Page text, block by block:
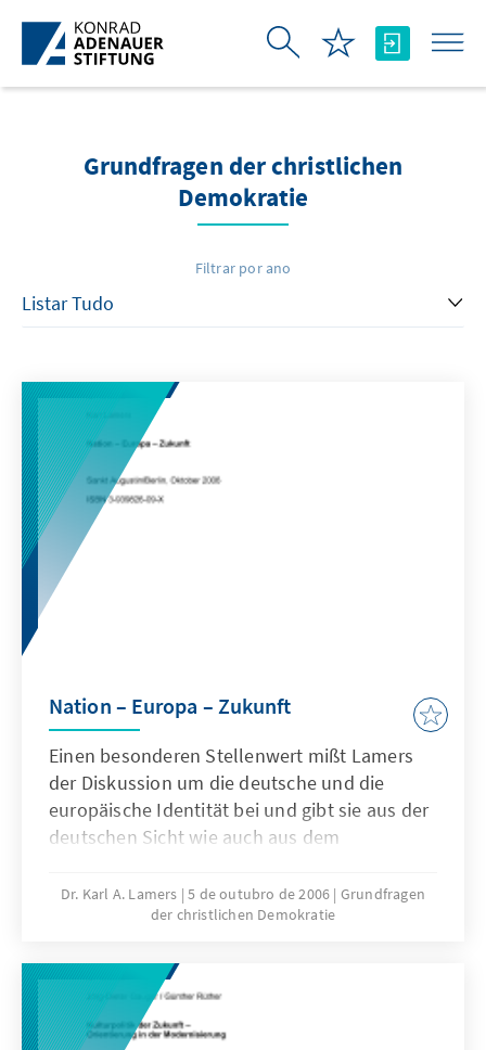
Pular para o Conteúdo principal
Grundfragen der christlichen
Demokratie
Filtrar por ano
Nation – Europa – Zukunft
Einen besonderen Stellenwert mißt Lamers
der Diskussion um die deutsche und die
europäische Identität bei und gibt sie aus der
deutschen Sicht wie auch aus dem
profitiert der Leser von Karl Lamers’
besonderem außenpolitischen
außenpolitischer Sprecher der CDU/CSU-
Bundestagsfraktion.
Dr. Karl A. Lamers 5 de outubro de 2006 Grundfragen
der christlichen Demokratie